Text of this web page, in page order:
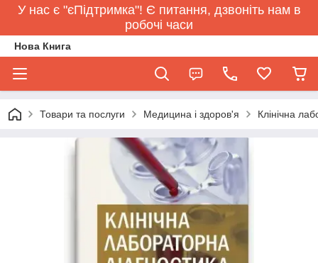
У нас є "єПідтримка"! Є питання, дзвоніть нам в
робочі часи
Нова Книга
Товари та послуги Медицина і здоров'я Клінічна